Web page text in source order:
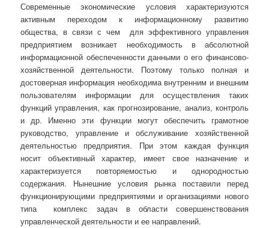
Современные экономические условия характеризуются
активным переходом к информационному развитию
общества, в связи с чем для эффективного управления
предприятием возникает необходимость в абсолютной
информационной обеспеченности данными о его финансово-
хозяйственной деятельности. Поэтому только полная и
достоверная информация необходима внутренним и внешним
пользователям информации для осуществления таких
функций управления, как прогнозирование, анализ, контроль
и др. Именно эти функции могут обеспечить грамотное
руководство, управление и обслуживание хозяйственной
деятельностью предприятия. При этом каждая функция
носит объективный характер, имеет свое назначение и
характеризуется повторяемостью и однородностью
содержания. Нынешние условия рынка поставили перед
функционирующими предприятиями и организациями нового
типа комплекс задач в области совершенствования
управленческой деятельности и ее направлений.